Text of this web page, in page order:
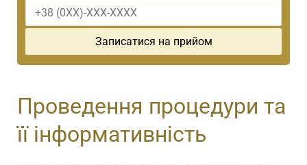
Проведення процедури та
її інформативність